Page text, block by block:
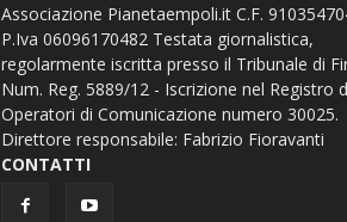
Associazione Pianetaempoli.it C.F.
P.Iva 06096170482 Testata giornalistica,
regolarmente iscritta presso il Tribunale di
Num. Reg. 5889/12 - Iscrizione nel Registro
Operatori di Comunicazione numero 30025.
Direttore responsabile: Fabrizio Fioravanti
CONTATTI